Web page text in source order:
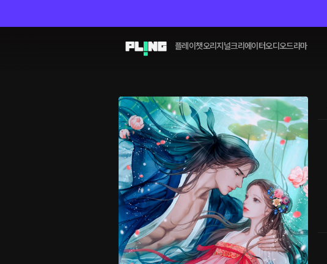
플레이챗오리지널크리에이터오디오드라마